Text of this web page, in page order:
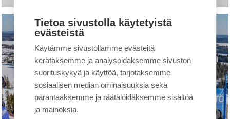
TAPAHTUMAT
Tietoa sivustolla käytetyistä
evästeistä
Käytämme sivustollamme evästeitä
kerätäksemme ja analysoidaksemme sivuston
suorituskykyä ja käyttöä, tarjotaksemme
sosiaalisen median ominaisuuksia sekä
parantaaksemme ja räätälöidäksemme sisältöä
ja mainoksia.